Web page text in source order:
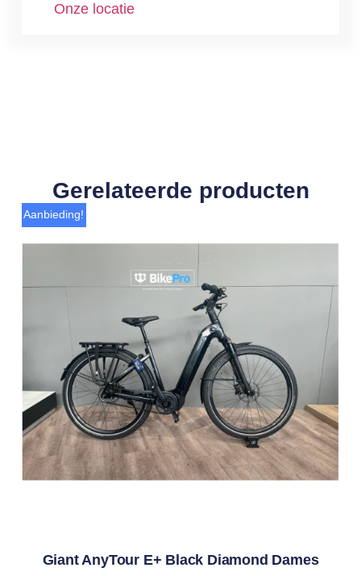
Onze locatie
Gerelateerde producten
Aanbieding!
Giant AnyTour E+ Black Diamond Dames